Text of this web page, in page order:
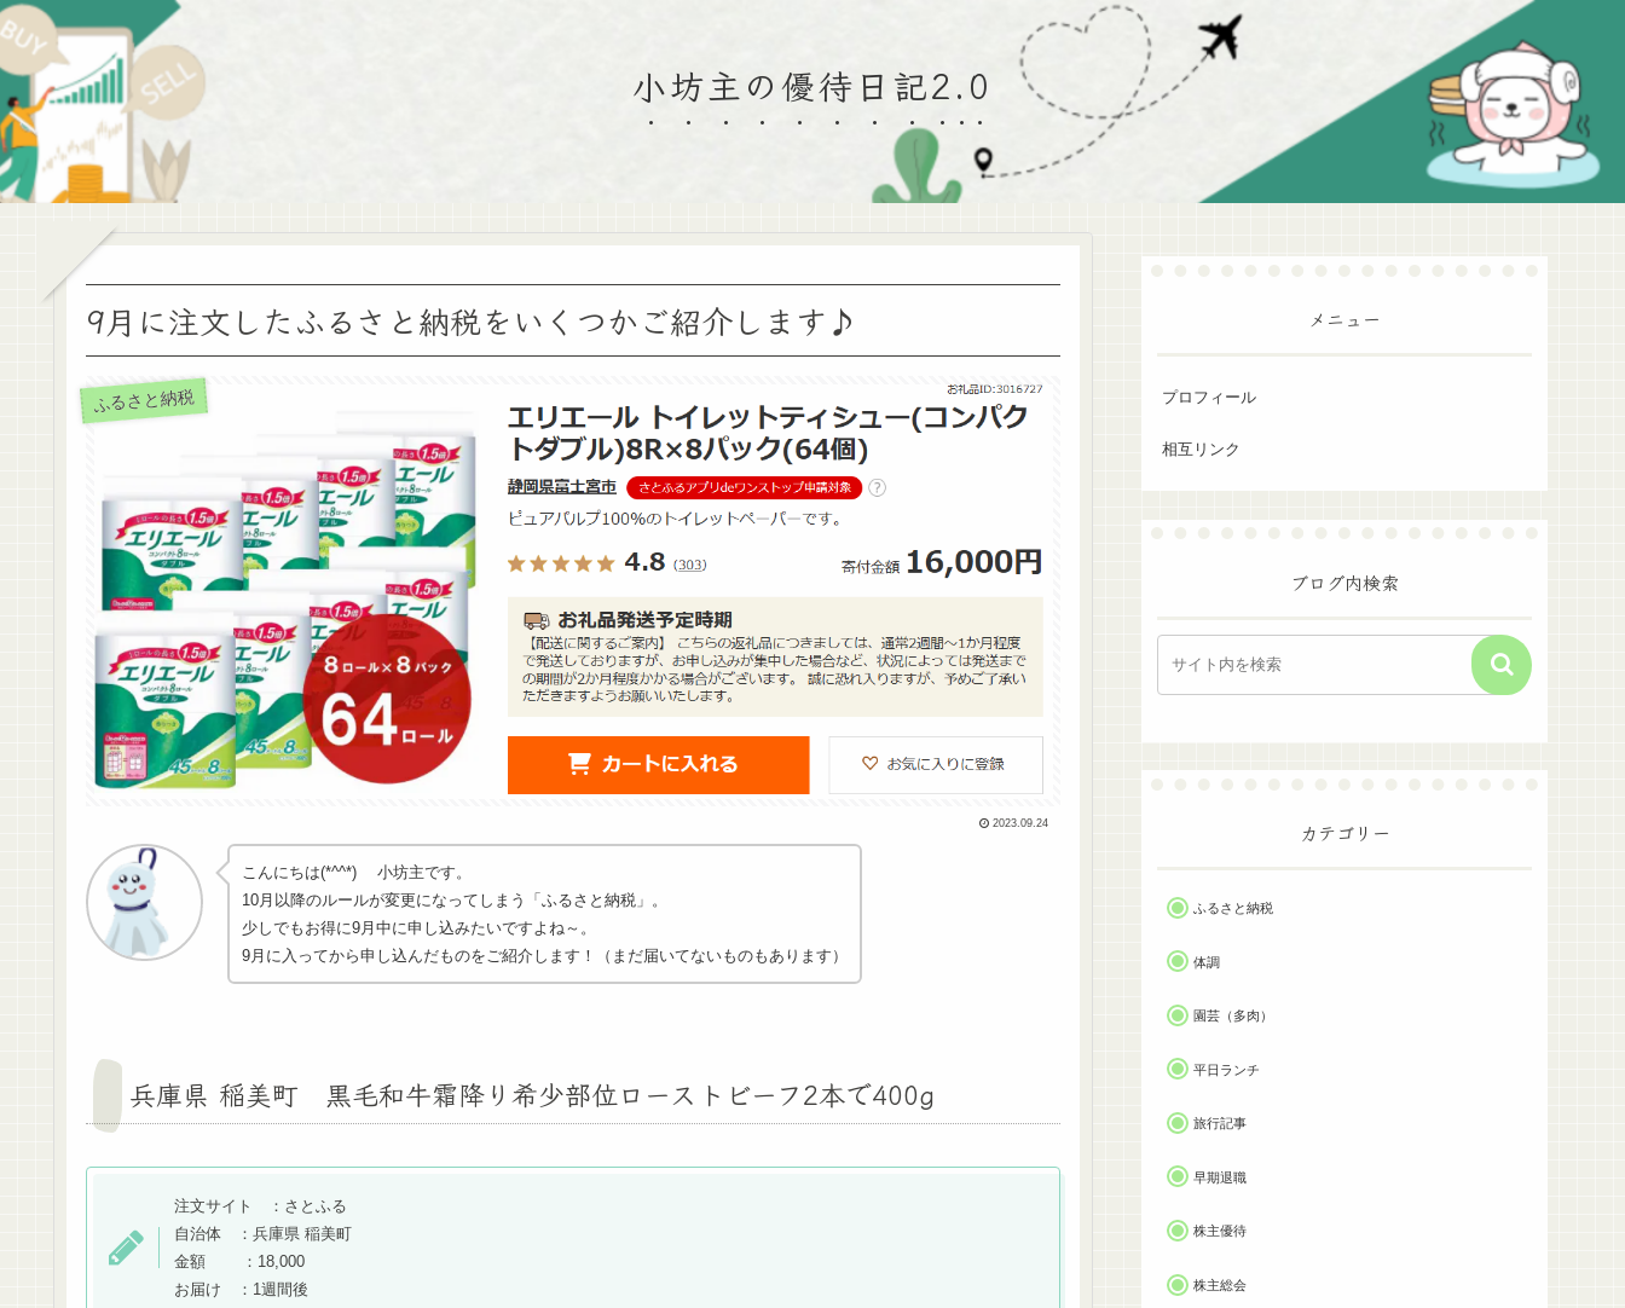
小坊主の優待日記2.0
9月に注文したふるさと納税をいくつかご紹介します♪
ふるさと納税
2023.09.24
こんにちは(*^^*) 小坊主です。
10月以降のルールが変更になってしまう「ふるさと納税」。
少しでもお得に9月中に申し込みたいですよね～。
9月に入ってから申し込んだものをご紹介します！（まだ届いてないものもあります）
兵庫県 稲美町 黒毛和牛霜降り希少部位ローストビーフ2本で400g
注文サイト ：さとふる
自治体 ：兵庫県 稲美町
金額 ：18,000
お届け ：1週間後
メニュー
プロフィール
相互リンク
ブログ内検索
カテゴリー
ふるさと納税
体調
園芸（多肉）
平日ランチ
旅行記事
早期退職
株主優待
株主総会